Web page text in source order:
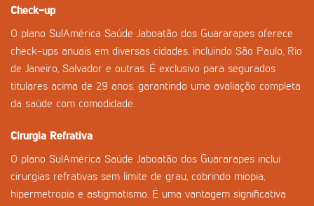
Check-up
O plano SulAmérica Saúde Jaboatão dos Guararapes oferece
check-ups anuais em diversas cidades, incluindo São Paulo, Rio
de Janeiro, Salvador e outras. É exclusivo para segurados
titulares acima de 29 anos, garantindo uma avaliação completa
da saúde com comodidade.
Cirurgia Refrativa
O plano SulAmérica Saúde Jaboatão dos Guararapes inclui
cirurgias refrativas sem limite de grau, cobrindo miopia,
hipermetropia e astigmatismo. É uma vantagem significativa